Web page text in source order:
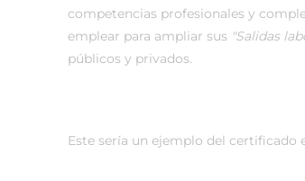
competencias profesionales y
emplear para ampliar sus "Salidas
públicos y privados.
Este sería un ejemplo del